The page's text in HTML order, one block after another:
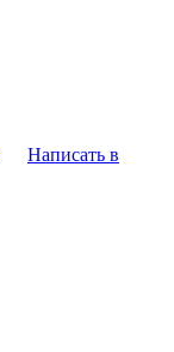
Написать в